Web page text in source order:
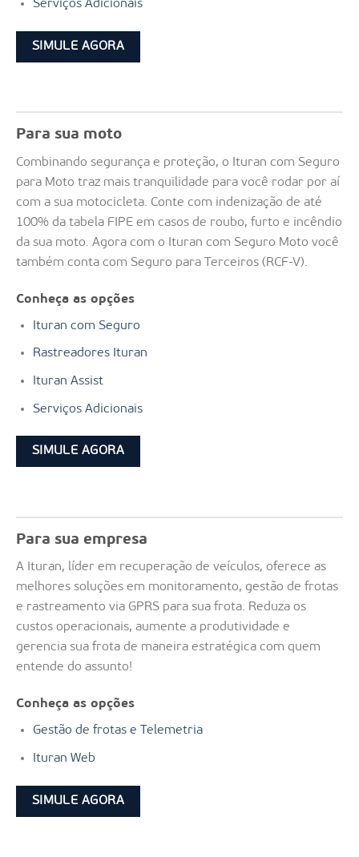
Serviços Adicionais
SIMULE AGORA
Para sua moto
Combinando segurança e proteção, o Ituran com Seguro
para Moto traz mais tranquilidade para você rodar por aí
com a sua motocicleta. Conte com indenização de até
100% da tabela FIPE em casos de roubo, furto e incêndio
da sua moto. Agora com o Ituran com Seguro Moto você
também conta com Seguro para Terceiros (RCF-V).
Conheça as opções
Ituran com Seguro
Rastreadores Ituran
Ituran Assist
Serviços Adicionais
SIMULE AGORA
Para sua empresa
A Ituran, líder em recuperação de veículos, oferece as
melhores soluções em monitoramento, gestão de frotas
e rastreamento via GPRS para sua frota. Reduza os
custos operacionais, aumente a produtividade e
gerencia sua frota de maneira estratégica com quem
entende do assunto!
Conheça as opções
Gestão de frotas e Telemetria
Ituran Web
SIMULE AGORA